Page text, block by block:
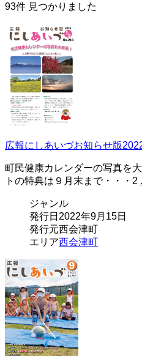
93件 見つかりました
広報にしあいづお知らせ版
町民健康カレンダーの写真を
トの特典は９月末まで・・・2
ジャンル
発行日 2022年9月15日
発行元西会津町
エリア西会津町